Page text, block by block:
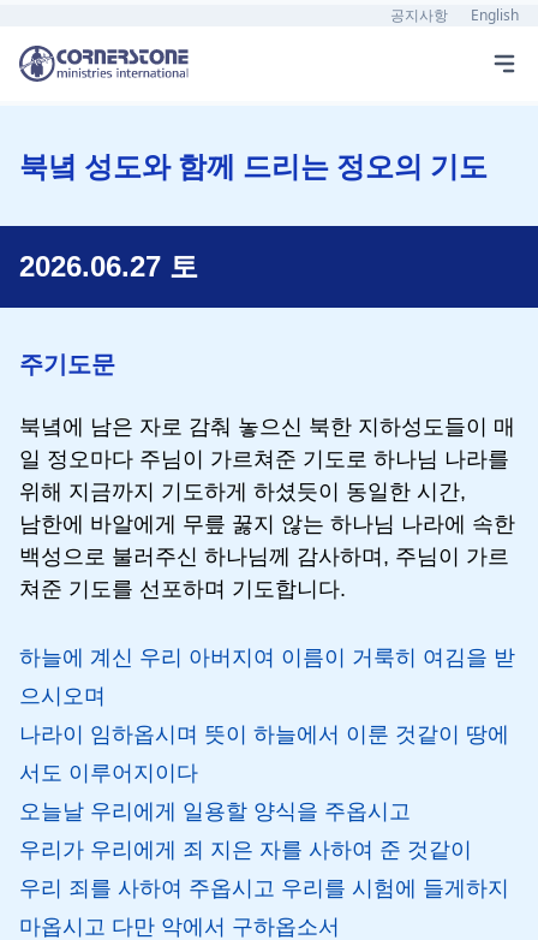
공지사항 English
북녘 성도와 함께 드리는 정오의 기도
2026.06.27 토
주기도문
북녘에 남은 자로 감춰 놓으신 북한 지하성도들이 매
일 정오마다 주님이 가르쳐준 기도로 하나님 나라를
위해 지금까지 기도하게 하셨듯이 동일한 시간,
남한에 바알에게 무릎 꿇지 않는 하나님 나라에 속한
백성으로 불러주신 하나님께 감사하며, 주님이 가르
쳐준 기도를 선포하며 기도합니다.
하늘에 계신 우리 아버지여 이름이 거룩히 여김을 받
으시오며
나라이 임하옵시며 뜻이 하늘에서 이룬 것같이 땅에
서도 이루어지이다
오늘날 우리에게 일용할 양식을 주옵시고
우리가 우리에게 죄 지은 자를 사하여 준 것같이
우리 죄를 사하여 주옵시고 우리를 시험에 들게하지
마옵시고 다만 악에서 구하옵소서